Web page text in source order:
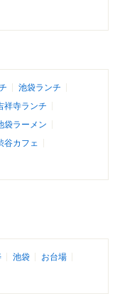
池袋ランチ
祥寺ランチ
袋ラーメン
谷カフェ
池袋
お台場